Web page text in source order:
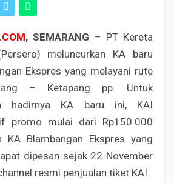
.COM, SEMARANG – PT Kereta
meluncurkan KA baru
Ekspres yang melayani rute
– Ketapang pp. Untuk
hadirnya KA baru ini, KAI
promo mulai dari Rp150.000
KA Blambangan Ekspres yang
dipesan sejak 22 November
resmi penjualan tiket KAI.